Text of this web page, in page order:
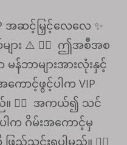
အဆင့်မြှင့်လေလေ ✨
ား ⚠️ 👉🏾 ဤအစီအစ
န်ဘာများအားလုံးနှင့်
ကောင့်ဖွင့်ပါက VIP
👉🏾 အကယ်၍ သင်
က ဂိမ်းအကောင့်မှ
သွင်းရပါမည်။ 👉🏾